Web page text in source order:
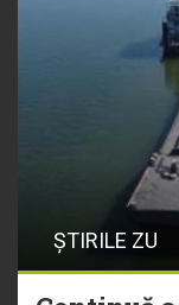
ȘTIRILE ZU